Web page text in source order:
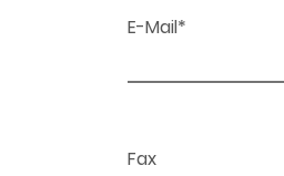
E-Mail*
Fax